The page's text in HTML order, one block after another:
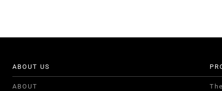
ABOUT US
ABOUT